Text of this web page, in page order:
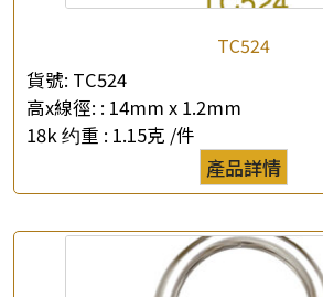
TC524
貨號: TC524
高x線徑: : 14mm x 1.2mm
18k 约重 : 1.15克 /件
產品詳情